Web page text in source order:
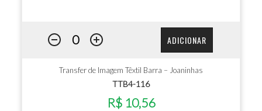
ADICIONAR
Transfer de Imagem Têxtil Barra – Joaninhas
TTB4-116
R$ 10,56